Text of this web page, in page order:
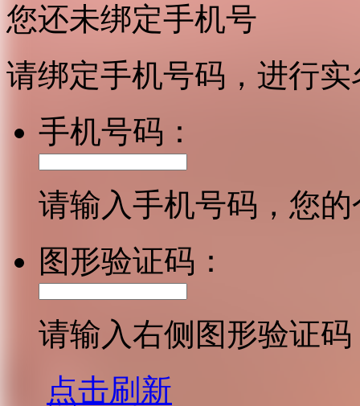
您还未绑定手机号
请绑定手机号码，进行
手机号码：
请输入手机号码，您
图形验证码：
请输入右侧图形验证码
点击刷新